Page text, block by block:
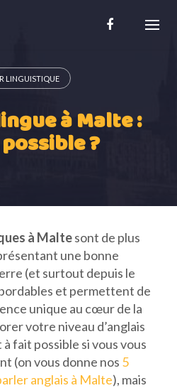
LINGUISTIQUE
à Malte :
?
à Maltesont de plus
une bonne
(et surtout depuis le
et permettent de
unique au cœur de la
votre niveau d’anglais
fait possible si vous vous
(on vous donne nos 5
anglais à Malte), mais